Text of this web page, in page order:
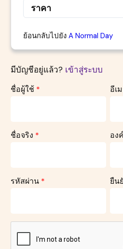
ราคา
ย้อนกลับไปยังA Normal Day
มีบัญชีอยู่แล้ว? เข้าสู่ระบบ
ชื่อผู้ใช้ * อีเ
ชื่อจริง * อง
รหัสผ่าน * ยืน